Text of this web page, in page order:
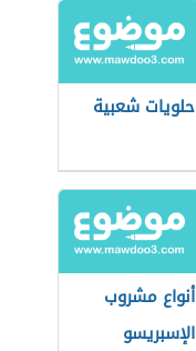
حلويات شعبية
أنواع مشروب
الإسبريسو